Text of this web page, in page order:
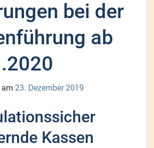
bei der
ab
23. Dezember 2019
Kassen